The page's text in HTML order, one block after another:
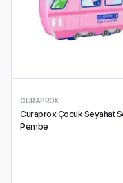
CURAPROX
Curaprox Çocuk Seyahat
Pembe